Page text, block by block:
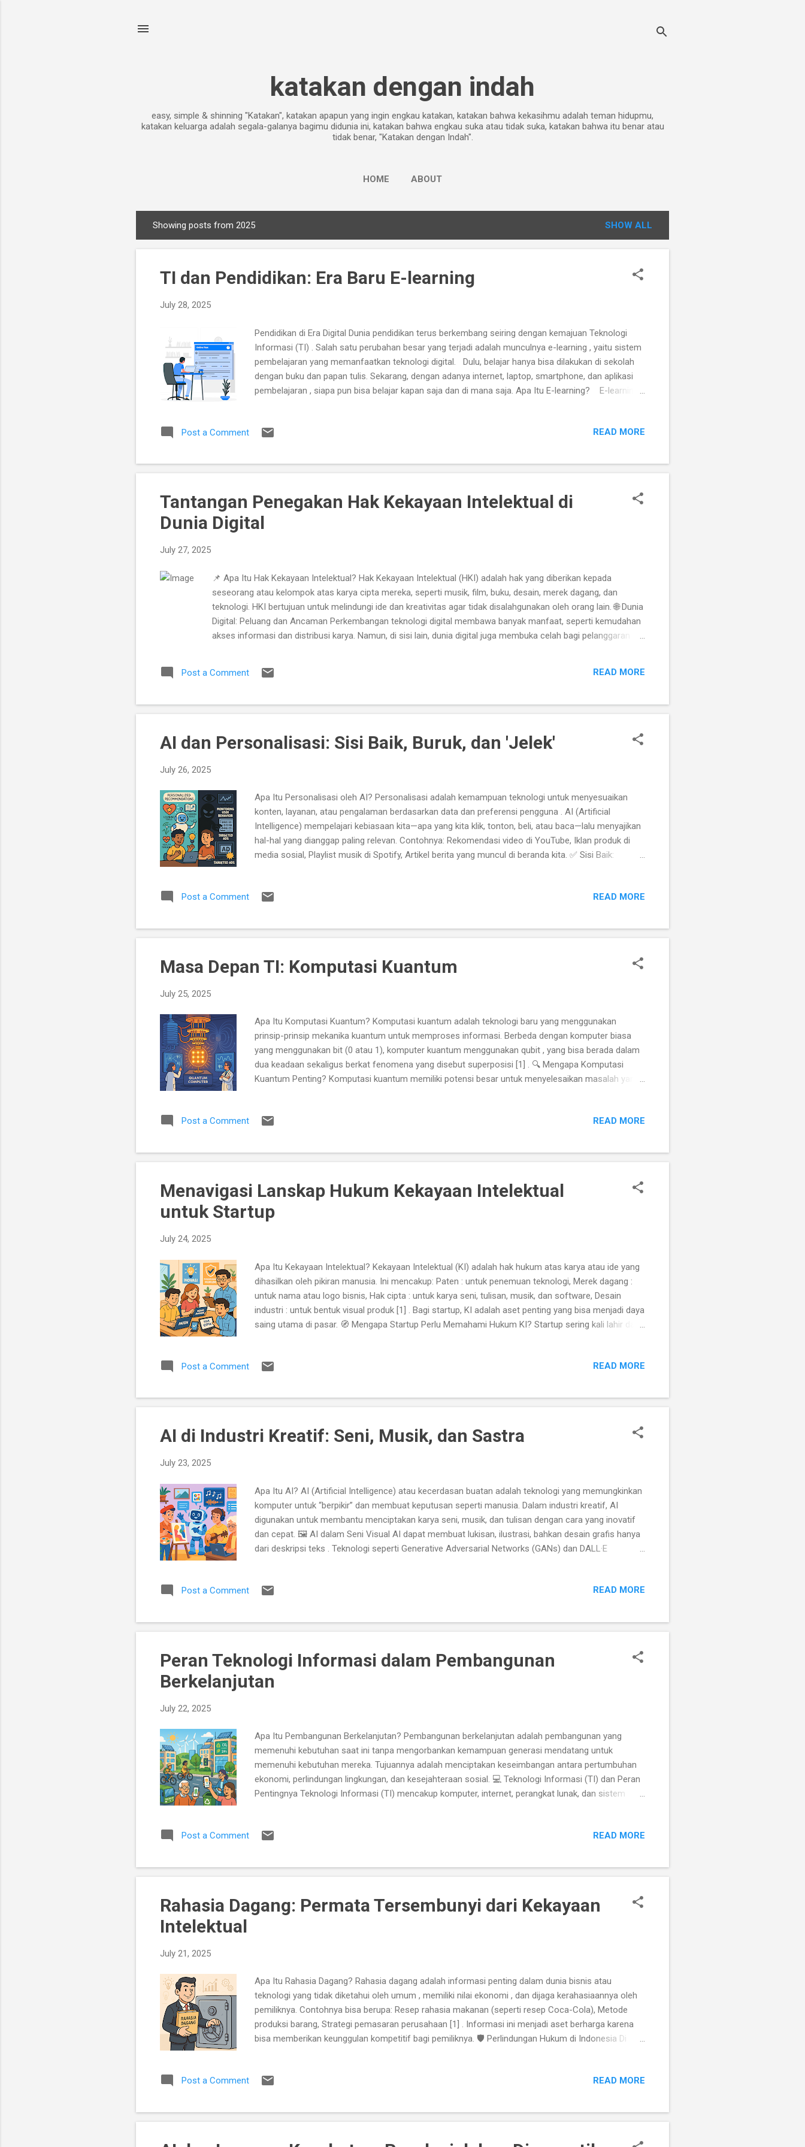
katakan dengan indah
easy, simple & shinning "Katakan", katakan apapun yang ingin engkau katakan, katakan bahwa kekasihmu adalah teman hidupmu,
katakan keluarga adalah segala-galanya bagimu didunia ini, katakan bahwa engkau suka atau tidak suka, katakan bahwa itu benar atau
tidak benar, "Katakan dengan Indah".
HOME ABOUT
o
Showing posts from 2025 SHOW ALL
TI dan Pendidikan: Era Baru E-learning
July 28, 2025
Pendidikan di Era Digital Dunia pendidikan terus berkembang seiring dengan kemajuan Teknologi
Informasi (TI) . Salah satu perubahan besar yang terjadi adalah munculnya e-learning , yaitu sistem
pembelajaran yang memanfaatkan teknologi digital. Dulu, belajar hanya bisa dilakukan di sekolah
dengan buku dan papan tulis. Sekarang, dengan adanya internet, laptop, smartphone, dan aplikasi
pembelajaran , siapa pun bisa belajar kapan saja dan di mana saja. Apa Itu E-learning? E-learning
webinar) Aplikasi mobile (Duolingo, Coursera, Udemy) Kelas online (Zoom, Google Classroom)
learning untuk Semua Usia 1. Un...
Post a Comment READ MORE
Tantangan Penegakan Hak Kekayaan Intelektual di
Dunia Digital
July 27, 2025
📌 Apa Itu Hak Kekayaan Intelektual? Hak Kekayaan Intelektual (HKI) adalah hak yang diberikan kepada
seseorang atau kelompok atas karya cipta mereka, seperti musik, film, buku, desain, merek dagang, dan
teknologi. HKI bertujuan untuk melindungi ide dan kreativitas agar tidak disalahgunakan oleh orang lain. 🌐 Dunia
Digital: Peluang dan Ancaman Perkembangan teknologi digital membawa banyak manfaat, seperti kemudahan
akses informasi dan distribusi karya. Namun, di sisi lain, dunia digital juga membuka celah bagi pelanggaran
Anonimitas Pelaku Di internet, pelaku pelanggaran bisa menyembunyikan identitasnya, membuat proses
bajakan atau menggunakan gambar tanpa izin ad...
Post a Comment READ MORE
AI dan Personalisasi: Sisi Baik, Buruk, dan 'Jelek'
July 26, 2025
Apa Itu Personalisasi oleh AI? Personalisasi adalah kemampuan teknologi untuk menyesuaikan
konten, layanan, atau pengalaman berdasarkan data dan preferensi pengguna . AI (Artificial
Intelligence) mempelajari kebiasaan kita—apa yang kita klik, tonton, beli, atau baca—lalu menyajikan
hal-hal yang dianggap paling relevan. Contohnya: Rekomendasi video di YouTube, Iklan produk di
media sosial, Playlist musik di Spotify, Artikel berita yang muncul di beranda kita. ✅ Sisi Baik:
menghemat waktu karena AI menyaring informasi yang tidak kita butuhkan [2] . Pengalaman
menyesuaikan dengan gaya kita [1] . Dukungan dalam pendidikan dan pekerjaan AI bisa membantu
pelajar dan pekerja dengan rekomendasi materi belajar, alat bantu kerja, ...
Post a Comment READ MORE
Masa Depan TI: Komputasi Kuantum
July 25, 2025
Apa Itu Komputasi Kuantum? Komputasi kuantum adalah teknologi baru yang menggunakan
prinsip-prinsip mekanika kuantum untuk memproses informasi. Berbeda dengan komputer biasa
yang menggunakan bit (0 atau 1), komputer kuantum menggunakan qubit , yang bisa berada dalam
dua keadaan sekaligus berkat fenomena yang disebut superposisi [1] . 🔍 Mengapa Komputasi
Kuantum Penting? Komputasi kuantum memiliki potensi besar untuk menyelesaikan masalah yang
[1] . Keamanan siber : Komputasi kuantum bisa memecahkan sistem enkripsi lama dan
perubahan iklim dengan lebih detail. Optimasi logistik : Menyusun rute pengiriman barang yang paling
efisien. 🧠 Bagaimana Cara Kerjanya? Komputer kuantum bekerja dengan tiga prinsip...
Post a Comment READ MORE
Menavigasi Lanskap Hukum Kekayaan Intelektual
untuk Startup
July 24, 2025
Apa Itu Kekayaan Intelektual? Kekayaan Intelektual (KI) adalah hak hukum atas karya atau ide yang
dihasilkan oleh pikiran manusia. Ini mencakup: Paten : untuk penemuan teknologi, Merek dagang :
untuk nama atau logo bisnis, Hak cipta : untuk karya seni, tulisan, musik, dan software, Desain
industri : untuk bentuk visual produk [1] . Bagi startup, KI adalah aset penting yang bisa menjadi daya
saing utama di pasar. 🧭 Mengapa Startup Perlu Memahami Hukum KI? Startup sering kali lahir dari
[2] . Dengan memahami hukum KI, startup bisa: Melindungi produk dan layanan, Meningkatkan nilai
untuk startup teknologi dan produk inovatif. Contoh: aplikasi dengan algoritma unik atau alat
kesehatan baru. Merek...
Post a Comment READ MORE
AI di Industri Kreatif: Seni, Musik, dan Sastra
July 23, 2025
Apa Itu AI? AI (Artificial Intelligence) atau kecerdasan buatan adalah teknologi yang memungkinkan
komputer untuk “berpikir” dan membuat keputusan seperti manusia. Dalam industri kreatif, AI
digunakan untuk membantu menciptakan karya seni, musik, dan tulisan dengan cara yang inovatif
dan cepat. 🖼️ AI dalam Seni Visual AI dapat membuat lukisan, ilustrasi, bahkan desain grafis hanya
dari deskripsi teks . Teknologi seperti Generative Adversarial Networks (GANs) dan DALL·E
rumit dalam karya seni, Menggali inspirasi visual yang unik [2] . 🎵 AI dalam Musik AI juga digunakan
aransemen musik, Meniru gaya musisi terkenal [3] . Contohnya, musisi seperti Grimes telah
merangkul teknologi AI dan bahkan menawarkan pe...
Post a Comment READ MORE
Peran Teknologi Informasi dalam Pembangunan
Berkelanjutan
July 22, 2025
Apa Itu Pembangunan Berkelanjutan? Pembangunan berkelanjutan adalah pembangunan yang
memenuhi kebutuhan saat ini tanpa mengorbankan kemampuan generasi mendatang untuk
memenuhi kebutuhan mereka. Tujuannya adalah menciptakan keseimbangan antara pertumbuhan
ekonomi, perlindungan lingkungan, dan kesejahteraan sosial. 💻 Teknologi Informasi (TI) dan Peran
Pentingnya Teknologi Informasi (TI) mencakup komputer, internet, perangkat lunak, dan sistem
informasi penting tentang kesehatan, pendidikan, dan lingkungan dengan cepat dan mudah [1] . 2.
turbin angin secara efisien. Sensor dan data digital membantu memantau penggunaan energi dan
mengurangi pemborosan [1] . 3. Mendorong Smart Cities Kota pintar menggunakan TI untuk
Post a Comment READ MORE
Rahasia Dagang: Permata Tersembunyi dari Kekayaan
Intelektual
July 21, 2025
Apa Itu Rahasia Dagang? Rahasia dagang adalah informasi penting dalam dunia bisnis atau
teknologi yang tidak diketahui oleh umum , memiliki nilai ekonomi , dan dijaga kerahasiaannya oleh
pemiliknya. Contohnya bisa berupa: Resep rahasia makanan (seperti resep Coca-Cola), Metode
produksi barang, Strategi pemasaran perusahaan [1] . Informasi ini menjadi aset berharga karena
bisa memberikan keunggulan kompetitif bagi pemiliknya. 🛡️ Perlindungan Hukum di Indonesia Di
melindunginya, Hak dan kewajiban pemilik, Sanksi jika terjadi pelanggaran [1] . Perlindungan berlaku
publik, maka perlindungan hukum bisa hilang [2] . 🔐 Bagaimana Cara Menjaga Rahasia Dagang?
Perusahaan biasanya menjaga rahasia dagang dengan cara: ...
Post a Comment READ MORE